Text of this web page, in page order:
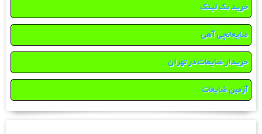
خرید بک لینک
ضایعاتچی آهن
خریدار ضایعات در تهران
آرمین ضایعات